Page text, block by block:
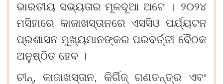
ଭାରତୀୟ ସଭ୍ୟତାର ମୂଳଦୂଆ ଅଟେ । ୨୦୨୪
ମସିହାରେ କାଜାଖସ୍ତାନରେ ଏସସିଓ ପର୍ଯ୍ୟଟନ
ପ୍ରଶାସନ ମୁଖ୍ୟମାନଙ୍କର ପରବର୍ତ୍ତୀ ବୈଠକ
ଅନୁଷ୍ଠିତ ହେବ ।
ଚୀନ୍‌, କାଜାଖସ୍ତାନ, କିର୍ଗିଜ୍ ଗଣତନ୍ତ୍ର ଏବଂ